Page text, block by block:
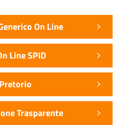
On Line
Line SPID
Trasparente